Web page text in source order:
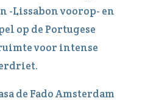
-Lissabon voorop- en
op de Portugese
voor intense
de Fado Amsterdam